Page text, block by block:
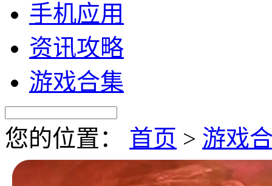
手机应用
资讯攻略
游戏合集
您的位置： 首页 > 游戏